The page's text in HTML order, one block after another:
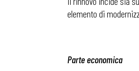
elemento di
Parte economica